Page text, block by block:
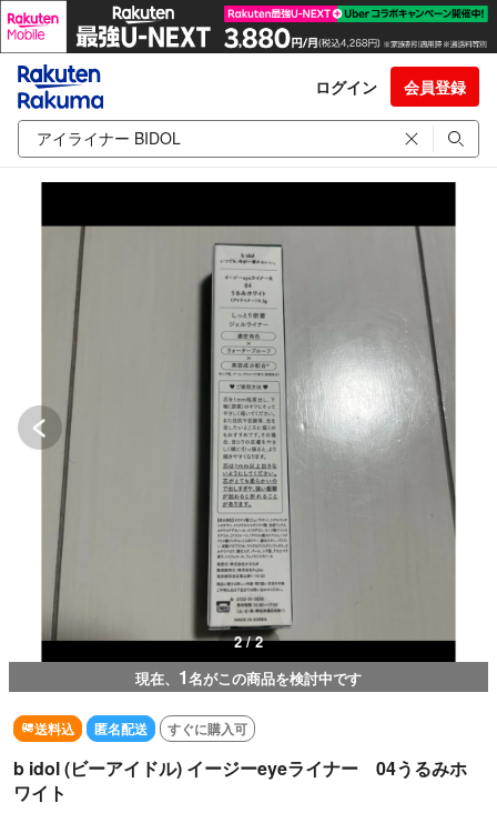
ログイン 会員登録
2 / 2
現在、 1名がこの商品を検討中です
送料込 匿名配送 すぐに購入可
b idol (ビーアイドル) イージーeyeライナー 04うるみホ
ワイト